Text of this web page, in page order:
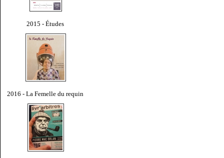
2015 - Études
2016 - La Femelle du requin